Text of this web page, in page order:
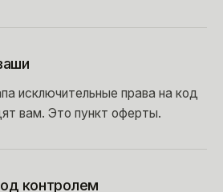
исключительные права на код
вам. Это пункт оферты.
контролем